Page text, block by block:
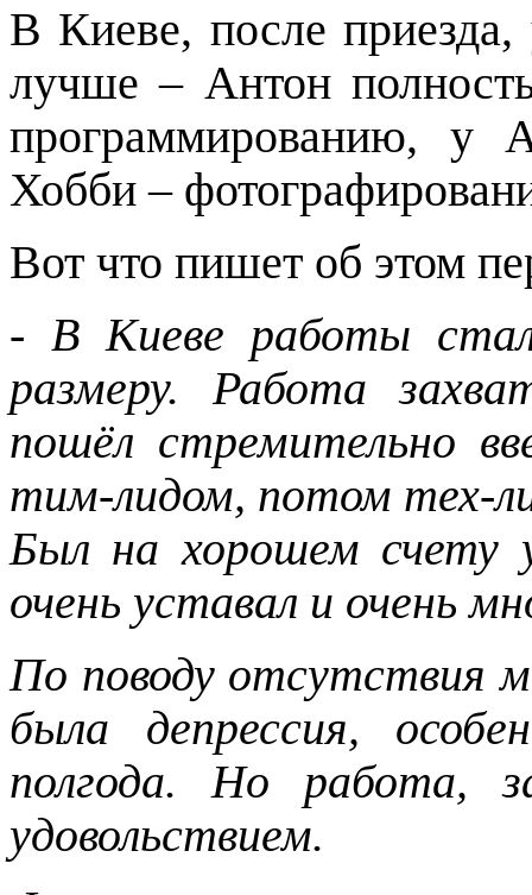
В Киеве, после
лучше – Антон
программированию, у
Хобби –
Вот что пишет об этом
- В Киеве работы
размеру. Работа
пошёл стремительно
тим-лидом, потом тех-
Был на хорошем счету
очень уставал и очень
По поводу отсутствия
была депрессия,
полгода. Но работа,
удовольствием.